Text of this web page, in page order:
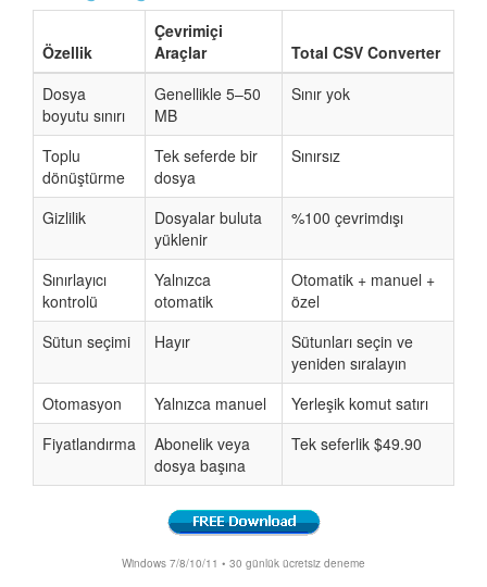
Özellik
Çevrimiçi
Araçlar
Total CSV Converter
Dosya
boyutu sınırı
Genellikle 5–50
MB
Sınır yok
Toplu
dönüştürme
Tek seferde bir
dosya
Sınırsız
Gizlilik
Dosyalar buluta
yüklenir
%100 çevrimdışı
Sınırlayıcı
kontrolü
Yalnızca
otomatik
Otomatik + manuel +
özel
Sütun seçimi
Hayır
Sütunları seçin ve
yeniden sıralayın
Otomasyon
Yalnızca manuel
Yerleşik komut satırı
Fiyatlandırma
Abonelik veya
dosya başına
Tek seferlik $49.90
Windows 7/8/10/11 • 30 günlük ücretsiz deneme